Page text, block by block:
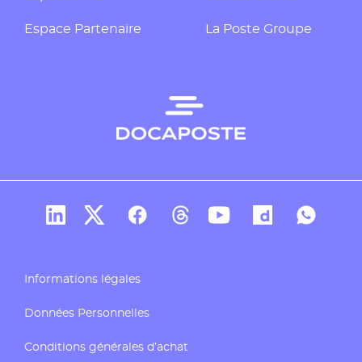
Espace Partenaire La Poste Groupe
Compte Linkedin de Docaposte
Compte X de Docaposte
Compte Facebook de Docaposte
Compte Threads de
Compte Youtube de
CompteCompte
Informations légales
Données Personnelles
Conditions générales d’achat